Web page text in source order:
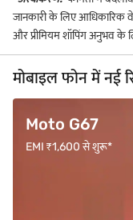
जानकारी के लिए
और प्रीमियम शॉपिंग अनुभव के
मोबाइल फोन में नई
Moto G67
EMI ₹1,600 से शुरू*